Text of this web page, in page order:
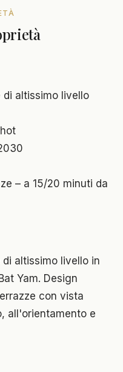
di altissimo livello
– a 15/20 minuti da
altissimo livello in
Yam. Design
con vista
all'orientamento e